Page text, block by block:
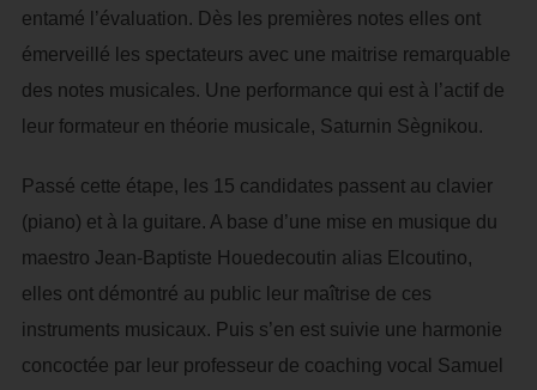
entamé l’évaluation. Dès les premières notes elles ont
émerveillé les spectateurs avec une maitrise remarquable
des notes musicales. Une performance qui est à l’actif de
leur formateur en théorie musicale, Saturnin Sègnikou.
Passé cette étape, les 15 candidates passent au clavier
(piano) et à la guitare. A base d’une mise en musique du
maestro Jean-Baptiste Houedecoutin alias Elcoutino,
elles ont démontré au public leur maîtrise de ces
instruments musicaux. Puis s’en est suivie une harmonie
concoctée par leur professeur de coaching vocal Samuel